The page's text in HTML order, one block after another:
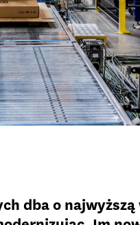
dba o